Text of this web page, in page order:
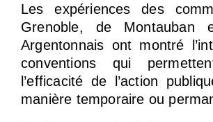
Les expériences des
Grenoble, de Montauban
Argentonnais ont montré
conventions qui
l’efficacité de l’action
manière temporaire ou